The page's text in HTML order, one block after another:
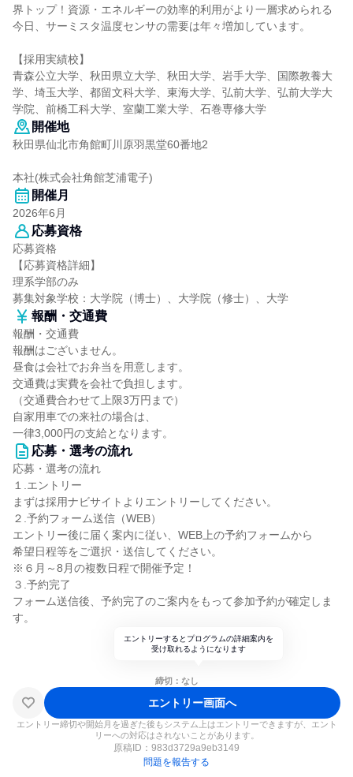
界トップ！資源・エネルギーの効率的利用がより一層求められる
今日、サーミスタ温度センサの需要は年々増加しています。
【採用実績校】
青森公立大学、秋田県立大学、秋田大学、岩手大学、国際教養大
学、埼玉大学、都留文科大学、東海大学、弘前大学、弘前大学大
学院、前橋工科大学、室蘭工業大学、石巻専修大学
開催地
秋田県仙北市角館町川原羽黒堂60番地2
本社(株式会社角館芝浦電子)
開催月
2026年6月
応募資格
応募資格
【応募資格詳細】
理系学部のみ
募集対象学校：大学院（博士）、大学院（修士）、大学
報酬・交通費
報酬・交通費
報酬はございません。
昼食は会社でお弁当を用意します。
交通費は実費を会社で負担します。
（交通費合わせて上限3万円まで）
自家用車での来社の場合は、
一律3,000円の支給となります。
応募・選考の流れ
応募・選考の流れ
１.エントリー
まずは採用ナビサイトよりエントリーしてください。
２.予約フォーム送信（WEB）
エントリー後に届く案内に従い、WEB上の予約フォームから
希望日程等をご選択・送信してください。
※６月～8月の複数日程で開催予定！
３.予約完了
フォーム送信後、予約完了のご案内をもって参加予約が確定しま
す。
エントリーするとプログラムの詳細案内を
受け取れるようになります
締切：なし
エントリー画面へ
エントリー締切や開始月を過ぎた後もシステム上はエントリーできますが、エント
リーへの対応はされないことがあります。
原稿ID： 983d3729a9eb3149
問題を報告する